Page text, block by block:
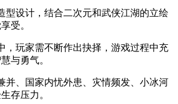
型设计，结合二次元和武侠江湖的立绘
受。
，玩家需不断作出抉择，游戏过程中充
与勇气。
并、国家内忧外患、灾情频发、小冰河
存压力。